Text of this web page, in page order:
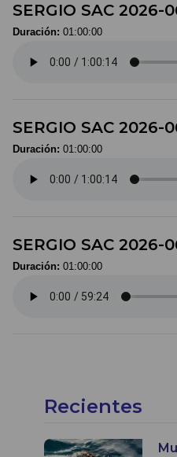
SERGIO SAC 2026-
Duración: 01:00:00
SERGIO SAC 2026-
Duración: 01:00:00
SERGIO SAC 2026-
Duración: 01:00:00
Recientes